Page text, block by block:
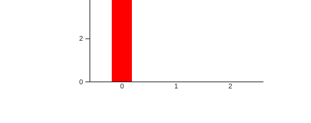
0 1 2
0
2